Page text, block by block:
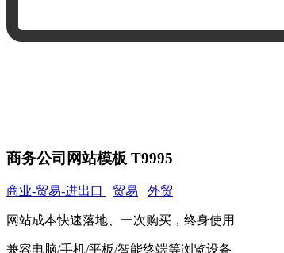
商务公司网站模板 T9995
商业-贸易-进出口 贸易 外贸
网站成本快速落地、一次购买，终身使用
兼容电脑/手机/平板/智能终端等浏览设备